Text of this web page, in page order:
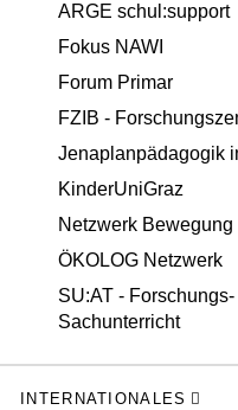
ARGE schul:support
Fokus NAWI
Forum Primar
FZIB -
Jenaplanpädagogik
KinderUniGraz
Netzwerk Bewegung
ÖKOLOG Netzwerk
SU:AT -
Sachunterricht
INTERNATIONALES